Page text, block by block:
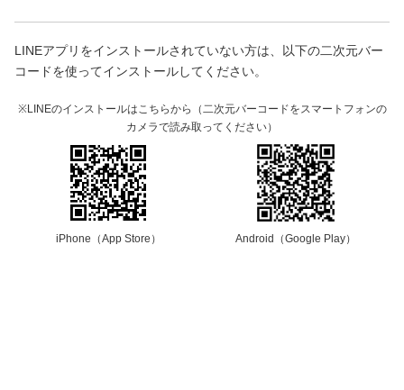
LINEアプリをインストールされていない方は、以下の二次元バー
コードを使ってインストールしてください。
※LINEのインストールはこちらから（二次元バーコードをスマートフォンの
カメラで読み取ってください）
iPhone（App Store） Android（Google Play）